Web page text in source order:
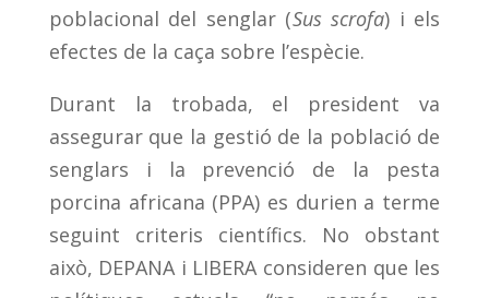
poblacional del senglar (Sus scrofa) i els
efectes de la caça sobre l’espècie.
Durant la trobada, el president va
assegurar que la gestió de la població de
senglars i la prevenció de la pesta
porcina africana (PPA) es durien a terme
seguint criteris científics. No obstant
això, DEPANA i LIBERA consideren que les